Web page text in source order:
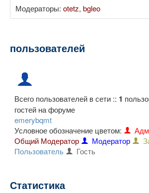
Модераторы: otetz, bgleo
пользователей
Всего пользователей в сети :: 1
гостей на форуме
emerybqmt
Условное обозначение цветом:
Общий Модератор
Модератор
Пользователь
Гость
Статистика